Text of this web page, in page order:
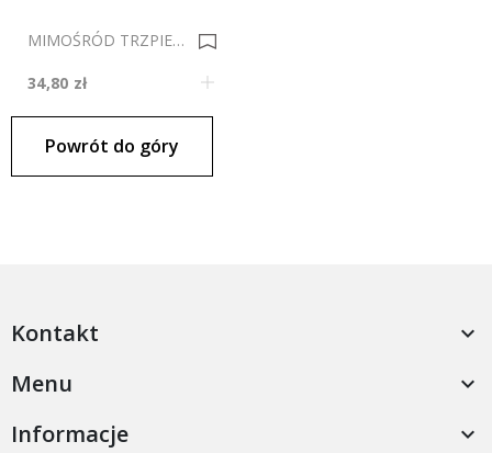
MIMOŚRÓD TRZPIEŃ 6.3x29.8 Op.100 Szt 0005396
34,80 zł
Powrót do góry
Kontakt 
Menu 
Informacje 